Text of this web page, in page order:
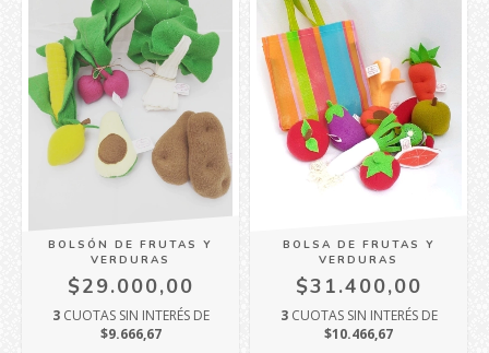
BOLSÓN DE FRUTAS Y
VERDURAS
$29.000,00
3 CUOTAS SIN INTERÉS DE
$9.666,67
BOLSA DE FRUTAS Y
VERDURAS
$31.400,00
3 CUOTAS SIN INTERÉS DE
$10.466,67